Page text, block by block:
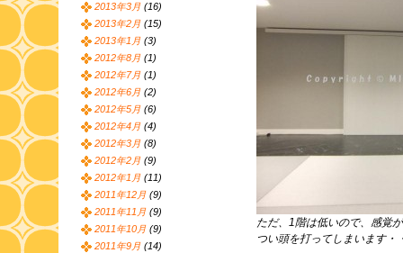
ただ、1階は低いので、感覚
つい頭を打ってしまいます・
2013年3月 (16)
2013年2月 (15)
2013年1月 (3)
2012年8月 (1)
2012年7月 (1)
2012年6月 (2)
2012年5月 (6)
2012年4月 (4)
2012年3月 (8)
2012年2月 (9)
2012年1月 (11)
2011年12月 (9)
2011年11月 (9)
2011年10月 (9)
2011年9月 (14)